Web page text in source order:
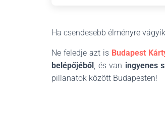
Ha csendesebb élményre
Ne feledje azt is Budapest
belépőjéből, és van ingyenes
pillanatok között Budapesten!